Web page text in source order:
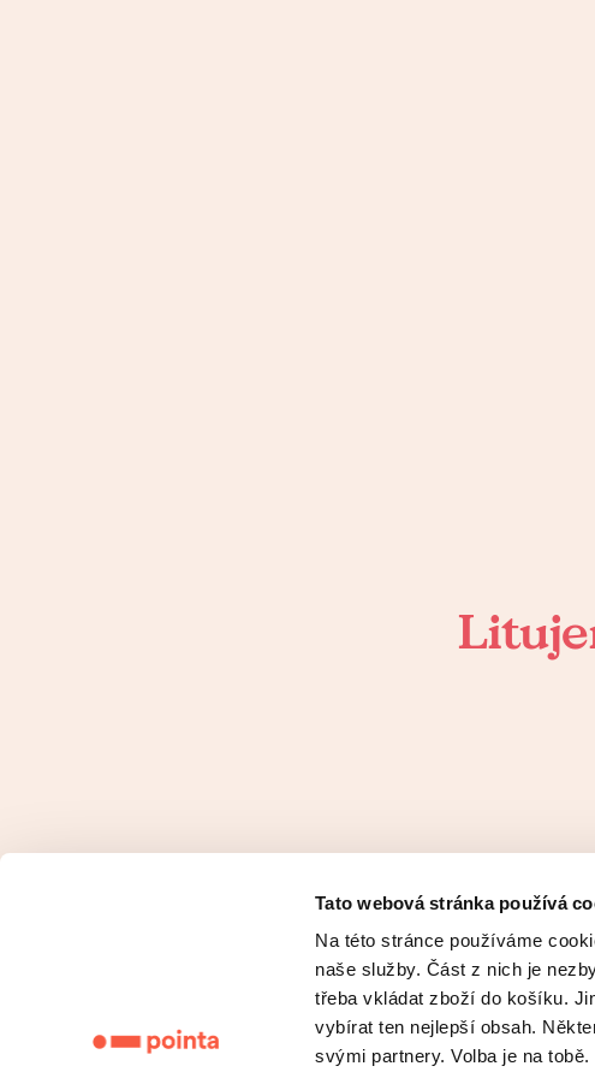
Tato webová stránka používá
Na této stránce používáme
naše služby. Část z nich je
třeba vkládat zboží do košíku.
vybírat ten nejlepší obsah.
svými partnery. Volba je na